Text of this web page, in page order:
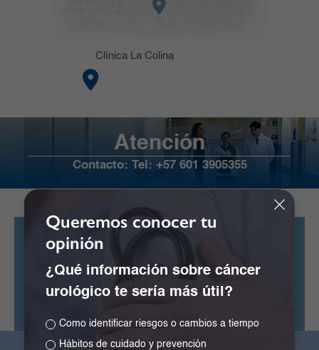
Atención
Contacto: Tel: +57 601 3905355
Clínica La Colina
Clínica La Colina
24 horas de atención
Queremos conocer tu
opinión
¿Qué información sobre cáncer
urológico te sería más útil?
Como identificar riesgos o cambios a tiempo
Hábitos de cuidado y prevención